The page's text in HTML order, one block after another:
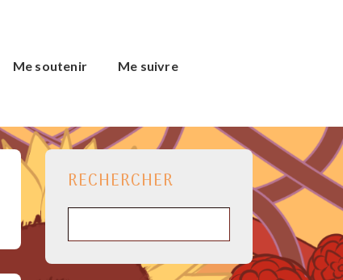
Me soutenir Me suivre
RECHERCHER